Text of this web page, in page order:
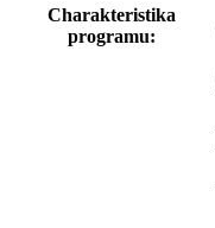
Charakteristika
programu: